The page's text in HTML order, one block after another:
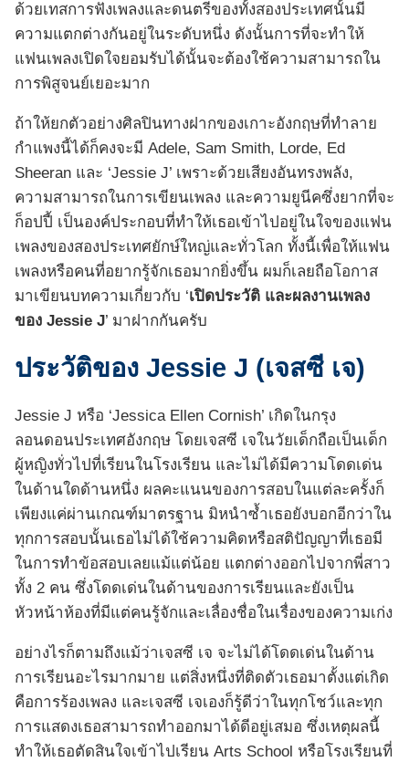
ด้วยเทสการฟังเพลงและดนตรีของทั้งสองประเทศนั้นมี
ความแตกต่างกันอยู่ในระดับหนึ่ง ดังนั้นการที่จะทำให้
แฟนเพลงเปิดใจยอมรับได้นั้นจะต้องใช้ความสามารถใน
การพิสูจนย์เยอะมาก
ถ้าให้ยกตัวอย่างศิลปินทางฝากของเกาะอังกฤษที่ทำลาย
กำแพงนี้ได้ก็คงจะมี Adele, Sam Smith, Lorde, Ed
Sheeran และ ‘Jessie J’ เพราะด้วยเสียงอันทรงพลัง,
ความสามารถในการเขียนเพลง และความยูนีคซึ่งยากที่จะ
ก็อปปี้ เป็นองค์ประกอบที่ทำให้เธอเข้าไปอยู่ในใจของแฟน
เพลงของสองประเทศยักษ์ใหญ่และทั่วโลก ทั้งนี้เพื่อให้แฟน
เพลงหรือคนที่อยากรู้จักเธอมากยิ่งขึ้น ผมก็เลยถือโอกาส
มาเขียนบทความเกี่ยวกับ ‘เปิดประวัติ และผลงานเพลง
ของ Jessie J’ มาฝากกันครับ
ประวัติของ Jessie J (เจสซี เจ)
Jessie J หรือ ‘Jessica Ellen Cornish’ เกิดในกรุง
ลอนดอนประเทศอังกฤษ โดยเจสซี เจในวัยเด็กถือเป็นเด็ก
ผู้หญิงทั่วไปที่เรียนในโรงเรียน และไม่ได้มีความโดดเด่น
ในด้านใดด้านหนึ่ง ผลคะแนนของการสอบในแต่ละครั้งก็
เพียงแค่ผ่านเกณฑ์มาตรฐาน มิหนำซ้ำเธอยังบอกอีกว่าใน
ทุกการสอบนั้นเธอไม่ได้ใช้ความคิดหรือสติปัญญาที่เธอมี
ในการทำข้อสอบเลยแม้แต่น้อย แตกต่างออกไปจากพี่สาว
ทั้ง 2 คน ซึ่งโดดเด่นในด้านของการเรียนและยังเป็น
หัวหน้าห้องที่มีแต่คนรู้จักและเลื่องชื่อในเรื่องของความเก่ง
อย่างไรก็ตามถึงแม้ว่าเจสซี เจ จะไม่ได้โดดเด่นในด้าน
การเรียนอะไรมากมาย แต่สิ่งหนึ่งที่ติดตัวเธอมาตั้งแต่เกิด
คือการร้องเพลง และเจสซี เจเองก็รู้ดีว่าในทุกโชว์และทุก
การแสดงเธอสามารถทำออกมาได้ดีอยู่เสมอ ซึ่งเหตุผลนี้
ทำให้เธอตัดสินใจเข้าไปเรียน Arts School หรือโรงเรียนที่